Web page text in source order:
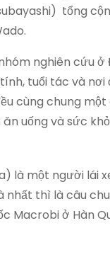
tổng
nghiên cứu ở
tuổi tác và nơi
cùng chung
uống và sức
là một người lái
nhất thì là câu
Macrobi ở Hàn